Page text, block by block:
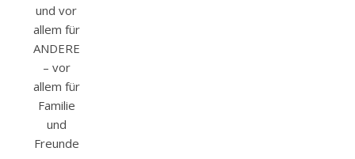
und vor
allem für
ANDERE
– vor
allem für
Familie
und
Freunde